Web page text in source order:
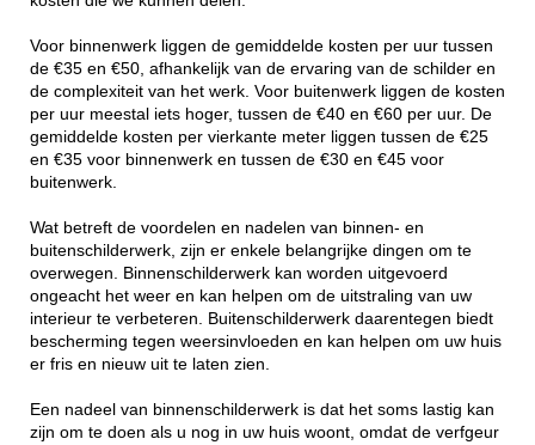
Voor binnenwerk liggen de gemiddelde kosten per uur tussen
de €35 en €50, afhankelijk van de ervaring van de schilder en
de complexiteit van het werk. Voor buitenwerk liggen de kosten
per uur meestal iets hoger, tussen de €40 en €60 per uur. De
gemiddelde kosten per vierkante meter liggen tussen de €25
en €35 voor binnenwerk en tussen de €30 en €45 voor
buitenwerk.
Wat betreft de voordelen en nadelen van binnen- en
buitenschilderwerk, zijn er enkele belangrijke dingen om te
overwegen. Binnenschilderwerk kan worden uitgevoerd
ongeacht het weer en kan helpen om de uitstraling van uw
interieur te verbeteren. Buitenschilderwerk daarentegen biedt
bescherming tegen weersinvloeden en kan helpen om uw huis
er fris en nieuw uit te laten zien.
Een nadeel van binnenschilderwerk is dat het soms lastig kan
zijn om te doen als u nog in uw huis woont, omdat de verfgeur